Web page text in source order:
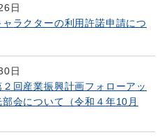
日
ラクターの利用許諾申請につ
日
回産業振興計画フォローアッ
会について（令和４年10月